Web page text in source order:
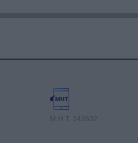
Μ.Η.Τ. 242602